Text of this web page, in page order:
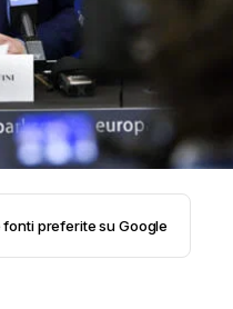
ED
preferite su Google